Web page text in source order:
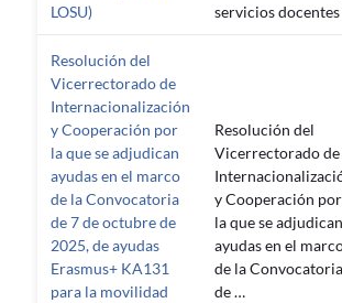
LOSU)
servicios
Resolución del
Vicerrectorado de
Internacionalización
y Cooperación por
la que se adjudican
ayudas en el marco
de la Convocatoria
de 7 de octubre de
2025, de ayudas
Erasmus+ KA131
para la movilidad
Resolución del
Vicerrectorado de
y Cooperación por
la que se adjudican
ayudas en el
de la Convocatoria
de …